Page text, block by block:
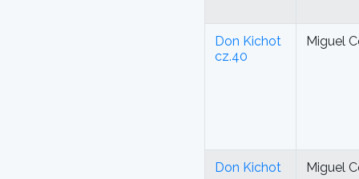
Don Kichot
cz.40
Miguel
Don Kichot
Miguel